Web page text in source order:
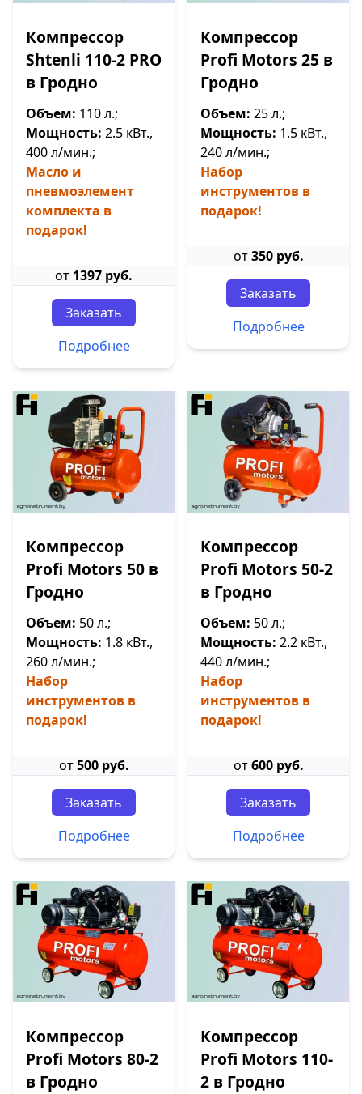
Компрессор
Shtenli 110-2 PRO
в Гродно
Объем: 110 л.;
Мощность: 2.5 кВт.,
400 л/мин.;
Масло и
пневмоэлемент
комплекта в
подарок!
от 1397 руб.
Заказать
Подробнее
Компрессор
Profi Motors 25 в
Гродно
Объем: 25 л.;
Мощность: 1.5 кВт.,
240 л/мин.;
Набор
инструментов в
подарок!
от350 руб.
Заказать
Подробнее
Компрессор
Profi Motors 50 в
Гродно
Объем: 50 л.;
Мощность: 1.8 кВт.,
260 л/мин.;
Набор
инструментов в
подарок!
от500 руб.
Заказать
Подробнее
Компрессор
Profi Motors 50-2
в Гродно
Объем: 50 л.;
Мощность: 2.2 кВт.,
440 л/мин.;
Набор
инструментов в
подарок!
от600 руб.
Заказать
Подробнее
Компрессор
Profi Motors 80-2
в Гродно
Компрессор
Profi Motors 110-
2 в Гродно